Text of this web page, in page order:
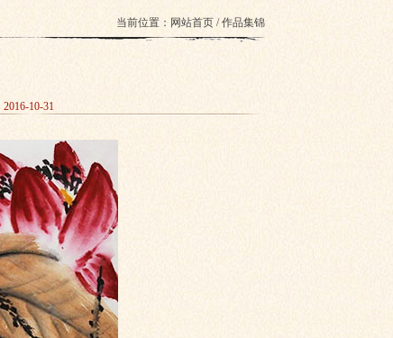
当前位置： 网站首页 /作品集锦
2016-10-31